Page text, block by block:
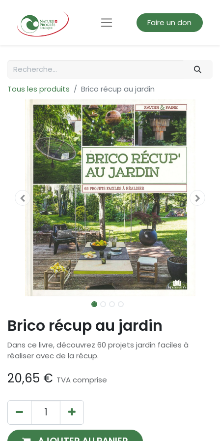
Faire un don
Tous les produits Brico récup au jardin
Brico récup au jardin
Dans ce livre, découvrez 60 projets jardin faciles à
réaliser avec de la récup.
20,65 € TVA comprise